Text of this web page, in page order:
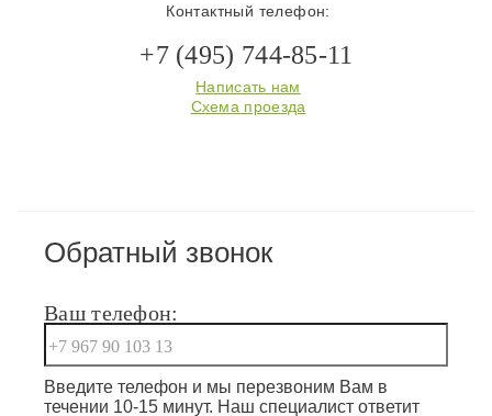
Контактный телефон:
+7 (495) 744-85-11
Написать нам
Схема проезда
Обратный звонок
Ваш телефон:
Введите телефон и мы перезвоним Вам в
течении 10-15 минут. Наш специалист ответит